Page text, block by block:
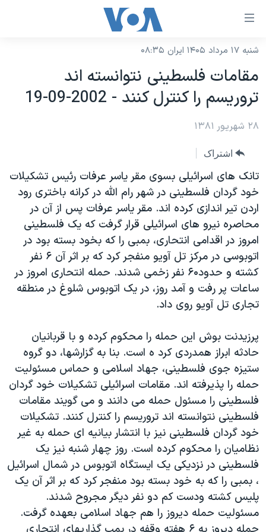
لینکهای
دسترسی
جهش
محتوای
اصلی
صفحه
اصلی
جهش
به
جستجو
نسخه سبک وب‌سایت
موضوع ها
ایران
آمریکا
ورزشی
گزیده‌ها
ویژه برنامه‌ها
ویدیوها
فرهنگ و زندگی
حقوق شهروندی
علم و فناوری
اسرائیل در جنگ
گالری عکس
آرشیو پخش زنده
برنامه های تلویزیونی
جدول برنامه ها
صفحه‌های ویژه
جام جهانی ۲۰۲۶
عملیات خشم حماسی
بایگانی برنامه‌های تلویزیونی
مستندها
انتخابات ریاست جمهوری آمریکا ۲۰۲۴
رمز مهسا
ورزش زنان در ایران
اعتراضات زن، زندگی، آزادی
مجموعه مستندهای دادخواهی
تریبونال مردمی آبان ۹۸
دادگاه حمید نوری
چهل سال گروگان‌گیری
قانون شفافیت دارائی کادر رهبری ایران
اعتراضات مردمی آبان ۹۸
فرکانس‌های صدای آمریکا
پخش رادیویی
یادگیری زبان انگلیسی
دنبال کنید
زبانهای مختلف
شنبه ۱۷ مرداد ۱۴۰۵ ایران ۰۸:۳۵
مقامات فلسطينی نتوانسته اند
تروريسم را کنترل کنند - 2002-09-19
۲۸ شهریور ۱۳۸۱
اشتراک
تانک های اسرائيلی بسوی مقر ياسر عرفات رئيس تشکيلات
خود گردان فلسطينی در شهر رام الله در کرانه باختری رود
اردن تير اندازی کرده اند. مقر ياسر عرفات پس از آن در
محاصره نيرو های اسرائيلی قرار گرفت که يک فلسطينی
امروز در اقدامی انتحاری، بمبی را که بخود بسته بود در
اتوبوسی در مرکز تل آويو منفجر کرد که بر اثر آن ۶ نفر
کشته و حدود۶۰ نفر زخمی شدند. حمله انتحاری امروز در
ساعات پر رفت و آمد روز، در يک اتوبوس شلوغ در منطقه
تجاری تل آويو روی داد.
پرزيدنت بوش اين حمله را محکوم کرده و با قربانيان
حادثه ابراز همدردی کرد ه است. بنا به گزارشها، دو گروه
ستيزه جوی فلسطينی، جهاد اسلامی و حماس مسئوليت
حمله را پذيرفته اند. مقامات اسرائيلی تشکيلات خود گردان
فلسطينی را مسئول حمله می دانند و می گويند مقامات
فلسطينی نتوانسته اند تروريسم را کنترل کنند. تشکيلات
خود گردان فلسطينی نيز با انتشار بيانيه ای حمله به غير
نظاميان را محکوم کرده است. روز چهار شنبه نيز يک
فلسطينی در نزديکی يک ايستگاه اتوبوس در شمال اسرائيل
، بمبی را که به خود بسته بود منفجر کرد که بر اثر آن يک
پليس کشته ودست کم دو نفر ديگر مجروح شدند.
مسئوليت حمله ديروز را هم جهاد اسلامی بعهده گرفت.